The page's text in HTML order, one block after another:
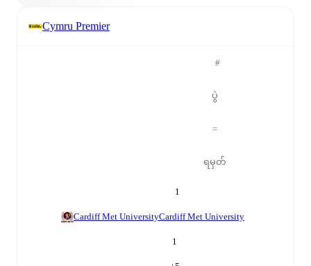
Cymru Premier
#
ပွဲ
=
ရမှတ်
1
Cardiff Met UniversityCardiff Met University
1